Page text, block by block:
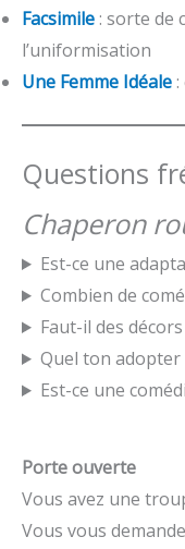
Facsimile : sorte de
l’uniformisation
Une Femme Idéale
Questions
Chaperon
Est-ce une
Combien de
Faut-il des
Quel ton adopter
Est-ce une
Porte ouverte
Vous avez une
Vous vous